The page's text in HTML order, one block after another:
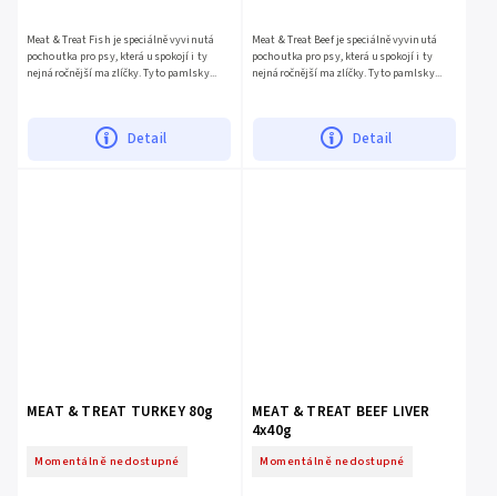
Detail
Meat & Treat Fish je speciálně vyvinutá
pochoutka pro psy, která uspokojí i ty
nejnáročnější mazlíčky. Tyto pamlsky...
Detail
Meat & Treat Beef je speciálně vyvinutá
pochoutka pro psy, která uspokojí i ty
nejnáročnější mazlíčky. Tyto pamlsky...
MEAT & TREAT TURKEY 80g
Momentálně nedostupné
MEAT & TREAT BEEF LIVER
4x40g
Momentálně nedostupné